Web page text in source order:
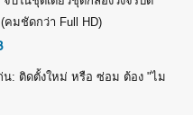
คมชัดกว่า Full HD)
น: ติดตั้งใหม่ หรือ ซ่อม ต้อง "ไม